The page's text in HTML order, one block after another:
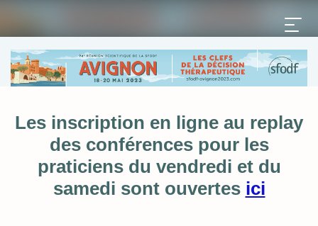
Les inscription en ligne au replay
des conférences pour les
praticiens du vendredi et du
samedi sont ouvertes ici